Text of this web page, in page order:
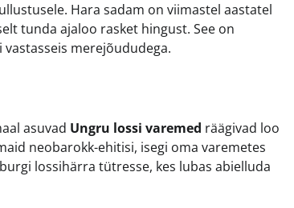
Hara sadam on viimastel aastatel
tunda ajaloo rasket hingust. See on
merejõududega.
asuvad Ungru lossi varemed räägivad loo
neobarokk-ehitisi, isegi oma varemetes
lossihärra tütresse, kes lubas abielluda